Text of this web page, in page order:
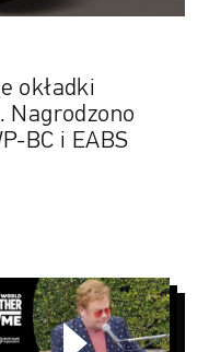
okładki
Nagrodzono
BC i EABS